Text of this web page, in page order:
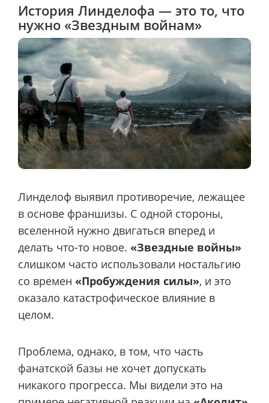
История Линделофа — это то, что
нужно «Звездным войнам»
Линделоф выявил противоречие, лежащее
в основе франшизы. С одной стороны,
вселенной нужно двигаться вперед и
делать что-то новое. «Звездные войны»
слишком часто использовали ностальгию
со времен «Пробуждения силы», и это
оказало катастрофическое влияние в
целом.
Проблема, однако, в том, что часть
фанатской базы не хочет допускать
никакого прогресса. Мы видели это на